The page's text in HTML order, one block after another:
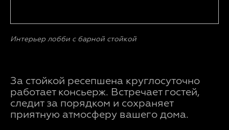
Интерьер лобби с барной стойкой
За стойкой ресепшена круглосуточно
работает консьерж. Встречает гостей,
следит за порядком и сохраняет
приятную атмосферу вашего дома.